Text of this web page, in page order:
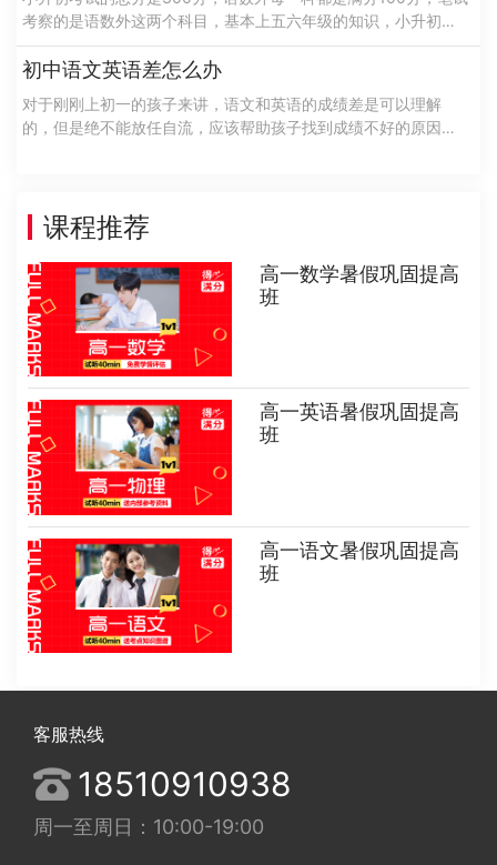
考察的是语数外这两个科目，基本上五六年级的知识，小升初考
试是由学校办公开组织的选拔性的考试一般是不稳定的和多样性
的，针对于这样特性在考试过......
初中语文英语差怎么办
对于刚刚上初一的孩子来讲，语文和英语的成绩差是可以理解
的，但是绝不能放任自流，应该帮助孩子找到成绩不好的原因，
课程推荐
高一数学暑假巩固提高
班
高一英语暑假巩固提高
班
高一语文暑假巩固提高
班
客服热线
18510910938
周一至周日：10:00-19:00